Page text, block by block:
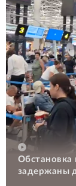
Обстановка
задержаны